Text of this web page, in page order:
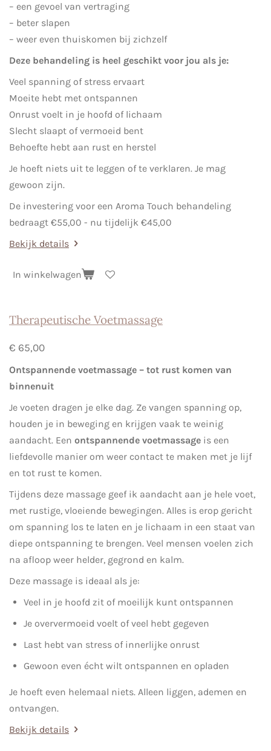
– een gevoel van vertraging
– beter slapen
– weer even thuiskomen bij zichzelf
Deze behandeling is heel geschikt voor jou als je:
Veel spanning of stress ervaart
Moeite hebt met ontspannen
Onrust voelt in je hoofd of lichaam
Slecht slaapt of vermoeid bent
Behoefte hebt aan rust en herstel
Je hoeft niets uit te leggen of te verklaren. Je mag
gewoon zijn.
De investering voor een Aroma Touch behandeling
bedraagt €55,00 - nu tijdelijk €45,00
Bekijk details
In winkelwagen
Therapeutische Voetmassage
€ 65,00
Ontspannende voetmassage – tot rust komen van
binnenuit
Je voeten dragen je elke dag. Ze vangen spanning op,
houden je in beweging en krijgen vaak te weinig
aandacht. Een ontspannende voetmassage is een
liefdevolle manier om weer contact te maken met je lijf
en tot rust te komen.
Tijdens deze massage geef ik aandacht aan je hele voet,
met rustige, vloeiende bewegingen. Alles is erop gericht
om spanning los te laten en je lichaam in een staat van
diepe ontspanning te brengen. Veel mensen voelen zich
na afloop weer helder, gegrond en kalm.
Deze massage is ideaal als je:
Veel in je hoofd zit of moeilijk kunt ontspannen
Je oververmoeid voelt of veel hebt gegeven
Last hebt van stress of innerlijke onrust
Gewoon even écht wilt ontspannen en opladen
Je hoeft even helemaal niets. Alleen liggen, ademen en
ontvangen.
Bekijk details